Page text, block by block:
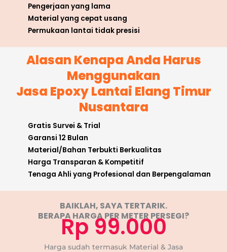
Pengerjaan yang lama
Material yang cepat usang
Permukaan lantai tidak presisi
Alasan Kenapa Anda Harus
Menggunakan
Jasa Epoxy Lantai Elang Timur
Nusantara
Gratis Survei & Trial
Garansi 12 Bulan
Material/Bahan Terbukti Berkualitas
Harga Transparan & Kompetitif
Tenaga Ahli yang Profesional dan Berpengalaman
BAIKLAH, SAYA TERTARIK.
BERAPA HARGA PER METER PERSEGI?
Rp 99.000
Harga sudah termasuk Material & Jasa